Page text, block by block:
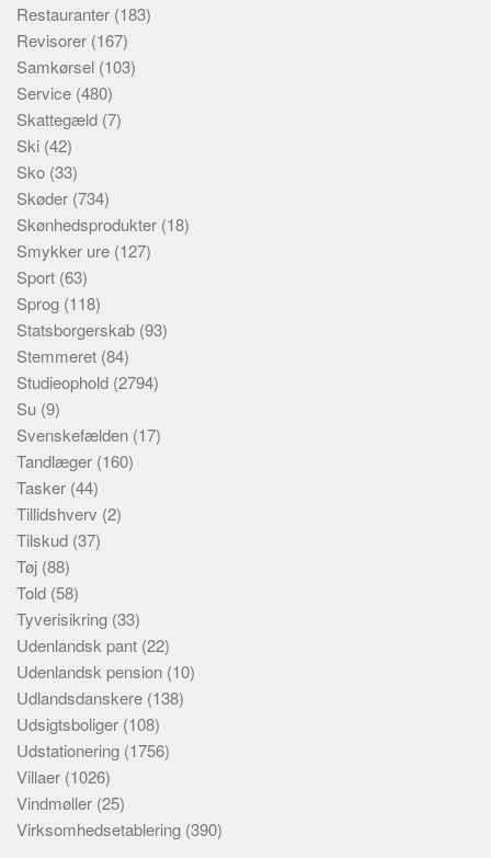
Restauranter (183)
Revisorer (167)
Samkørsel (103)
Service (480)
Skattegæld (7)
Ski (42)
Sko (33)
Skøder (734)
Skønhedsprodukter (18)
Smykker ure (127)
Sport (63)
Sprog (118)
Statsborgerskab (93)
Stemmeret (84)
Studieophold (2794)
Su (9)
Svenskefælden (17)
Tandlæger (160)
Tasker (44)
Tillidshverv (2)
Tilskud (37)
Tøj (88)
Told (58)
Tyverisikring (33)
Udenlandsk pant (22)
Udenlandsk pension (10)
Udlandsdanskere (138)
Udsigtsboliger (108)
Udstationering (1756)
Villaer (1026)
Vindmøller (25)
Virksomhedsetablering (390)